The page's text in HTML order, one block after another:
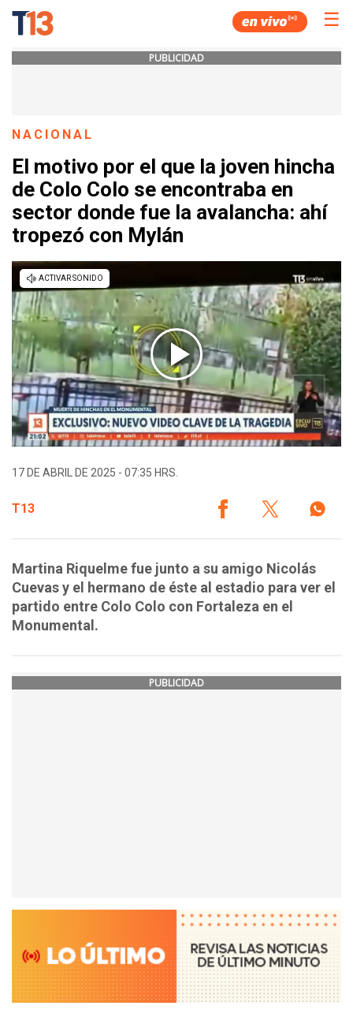
☰
PUBLICIDAD
NACIONAL
El motivo por el que la joven hincha
de Colo Colo se encontraba en
sector donde fue la avalancha: ahí
tropezó con Mylán
17 DE ABRIL DE 2025 - 07:35 HRS.
T13
Martina Riquelme fue junto a su amigo Nicolás
Cuevas y el hermano de éste al estadio para ver el
partido entre Colo Colo con Fortaleza en el
Monumental.
PUBLICIDAD